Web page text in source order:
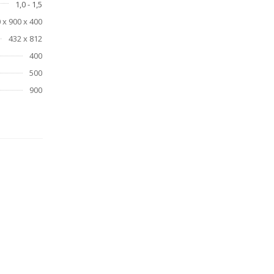
1,0 - 1,5
х 900 х 400
432 х 812
400
500
900